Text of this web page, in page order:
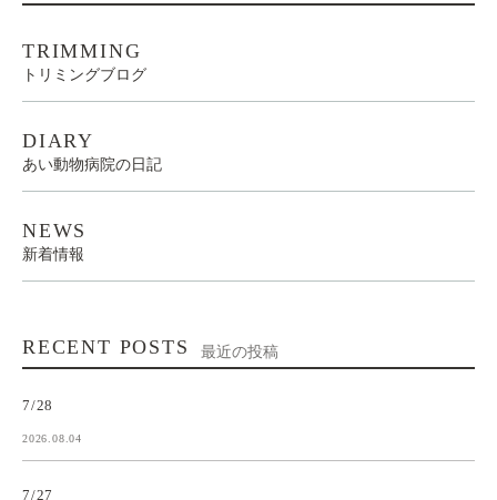
TRIMMING
トリミングブログ
DIARY
あい動物病院の日記
NEWS
新着情報
RECENT POSTS 最近の投稿
7/28
2026.08.04
7/27